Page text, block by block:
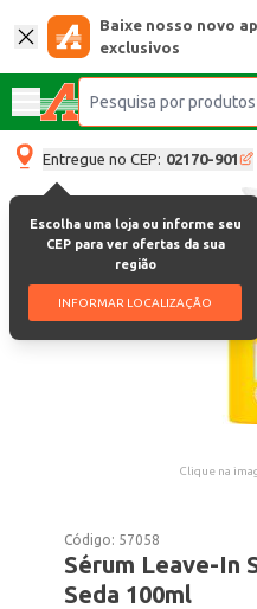
Baixe nosso novo
exclusivos
Entregue no CEP: 02170-901
Escolha uma loja ou informe seu
CEP para ver ofertas da sua
região
INFORMAR LOCALIZAÇÃO
Clique na
Código: 57058
Sérum Leave-In
Seda 100ml